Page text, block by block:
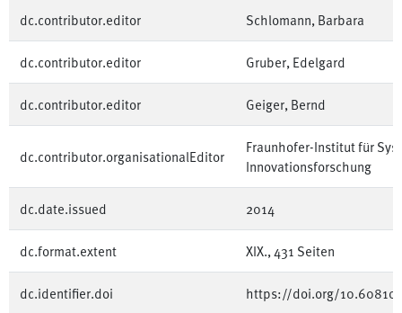
dc.contributor.editor Schlomann, Barbara
dc.contributor.editor Gruber, Edelgard
dc.contributor.editor Geiger, Bernd
dc.contributor.organisationalEditor
Fraunhofer-Institut für
Innovationsforschung
dc.date.issued 2014
dc.format.extent XIX., 431 Seiten
dc.identifier.doi https://doi.org/